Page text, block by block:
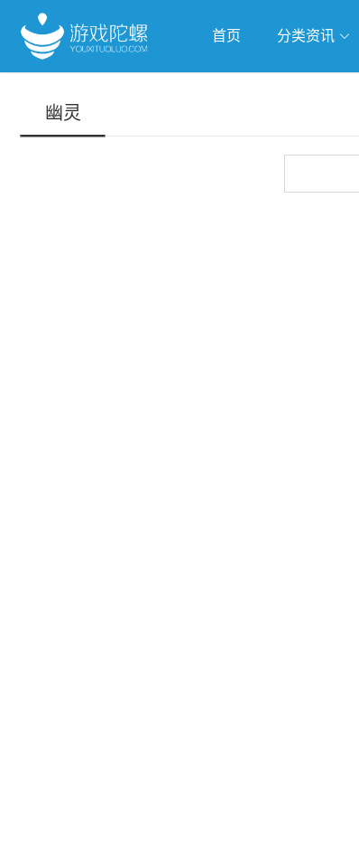
首页 分类资讯
幽灵